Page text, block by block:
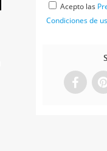
Acepto las
Condiciones de